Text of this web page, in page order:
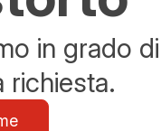
in grado di
richiesta.